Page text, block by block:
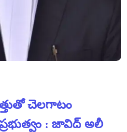
చెలగాటం
: జావిద్ అలీ